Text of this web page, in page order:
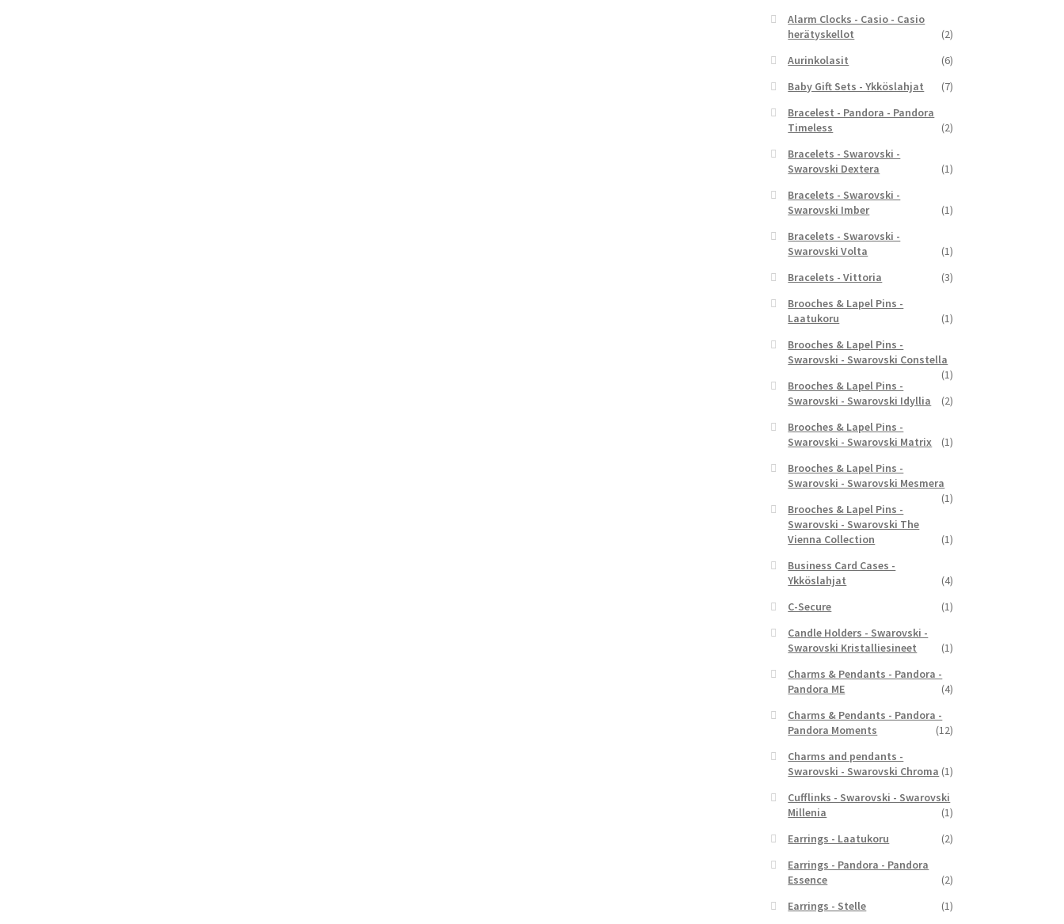
Alarm Clocks - Casio - Casio
herätyskellot
(2)
Aurinkolasit
(6)
Baby Gift Sets - Ykköslahjat
(7)
Bracelest - Pandora - Pandora
Timeless
(2)
Bracelets - Swarovski -
Swarovski Dextera
(1)
Bracelets - Swarovski -
Swarovski Imber
(1)
Bracelets - Swarovski -
Swarovski Volta
(1)
Bracelets - Vittoria
(3)
Brooches & Lapel Pins -
Laatukoru
(1)
Brooches & Lapel Pins -
Swarovski - Swarovski Constella
(1)
Brooches & Lapel Pins -
Swarovski - Swarovski Idyllia
(2)
Brooches & Lapel Pins -
Swarovski - Swarovski Matrix
(1)
Brooches & Lapel Pins -
Swarovski - Swarovski Mesmera
(1)
Brooches & Lapel Pins -
Swarovski - Swarovski The
Vienna Collection
(1)
Business Card Cases -
Ykköslahjat
(4)
C-Secure
(1)
Candle Holders - Swarovski -
Swarovski Kristalliesineet
(1)
Charms & Pendants - Pandora -
Pandora ME
(4)
Charms & Pendants - Pandora -
Pandora Moments
(12)
Charms and pendants -
Swarovski - Swarovski Chroma (1)
Cufflinks - Swarovski - Swarovski
Millenia
(1)
Earrings - Laatukoru
(2)
Earrings - Pandora - Pandora
Essence
(2)
Earrings - Stelle
(1)